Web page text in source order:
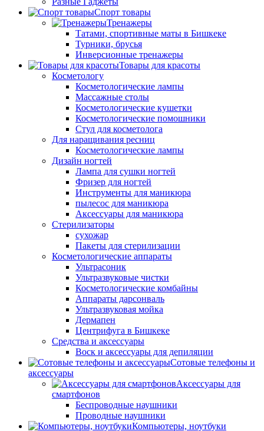
Спорт товары
Тренажеры
Татами, спортивные маты в Бишкеке
Турники, брусья
Инверсионные тренажеры
Товары для красоты
Косметологу
Косметологические лампы
Массажные столы
Косметологические кушетки
Косметологические помошники
Стул для косметолога
Для наращивания ресниц
Косметологические лампы
Дизайн ногтей
Лампа для сушки ногтей
Фризер для ногтей
Инструменты для маникюра
пылесос для маникюра
Аксессуары для маникюра
Стерилизаторы
сухожар
Пакеты для стерилизации
Косметологические аппараты
Ультрасоник
Ультразвуковые чистки
Косметологические комбайны
Аппараты дарсонваль
Ультразвуковая мойка
Дермапен
Центрифуга в Бишкеке
Средства и аксессуары
Воск и аксессуары для депиляции
Сотовые телефоны и
аксессуары
Аксессуары для
смартфонов
Беспроводные наушники
Проводные наушники
Компьютеры, ноутбуки